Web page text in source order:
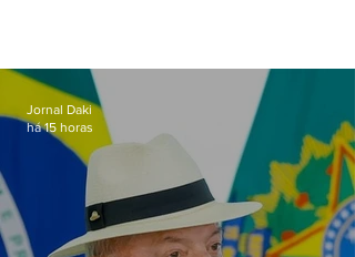
Jornal Daki
há 15 horas